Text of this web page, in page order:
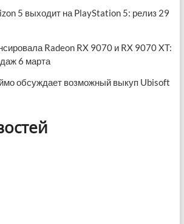
5 выходит на PlayStation 5: релиз 29
Radeon RX 9070 и RX 9070 XT:
6 марта
обсуждает возможный выкуп Ubisoft